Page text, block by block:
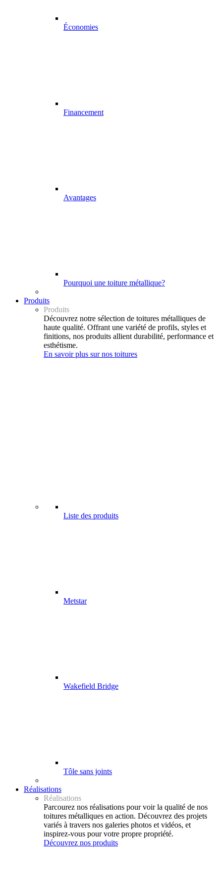
Économies
Financement
Avantages
Pourquoi une toiture métallique?
Produits
Produits
Découvrez notre sélection de toitures métalliques de
haute qualité. Offrant une variété de profils, styles et
finitions, nos produits allient durabilité, performance et
esthétisme.
En savoir plus sur nos toitures
Liste des produits
Metstar
Wakefield Bridge
Tôle sans joints
Réalisations
Réalisations
Parcourez nos réalisations pour voir la qualité de nos
toitures métalliques en action. Découvrez des projets
variés à travers nos galeries photos et vidéos, et
inspirez-vous pour votre propre propriété.
Découvrez nos produits